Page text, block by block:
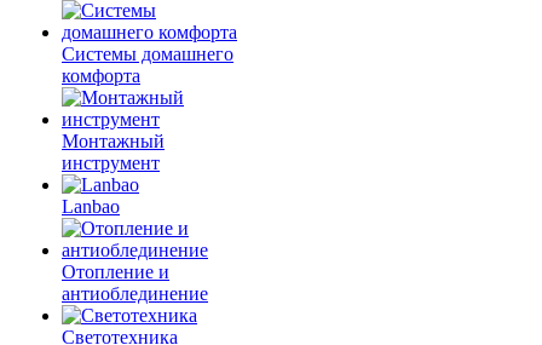
Системы домашнего
комфорта
Монтажный
инструмент
Lanbao
Отопление и
антиоблединение
Светотехника